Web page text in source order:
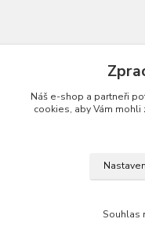
Náš e-shop a partneři
cookies, aby Vám mohli
Souhlas